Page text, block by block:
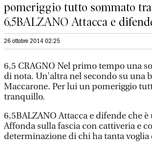
pomeriggio tutto sommato
6,5BALZANO Attacca e
26 ottobre 2014 02:25
6,5 CRAGNO Nel primo tempo una
di nota. Un'altra nel secondo su una
Maccarone. Per lui un pomeriggio
tranquillo.
6,5BALZANO Attacca e difende che è
Affonda sulla fascia con cattiveria e
determinazione di chi ha tanta voglia